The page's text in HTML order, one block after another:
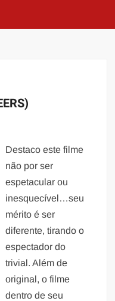
Destaco este filme
não por ser
espetacular ou
inesquecível…seu
mérito é ser
diferente, tirando o
espectador do
trivial. Além de
original, o filme
dentro de seu